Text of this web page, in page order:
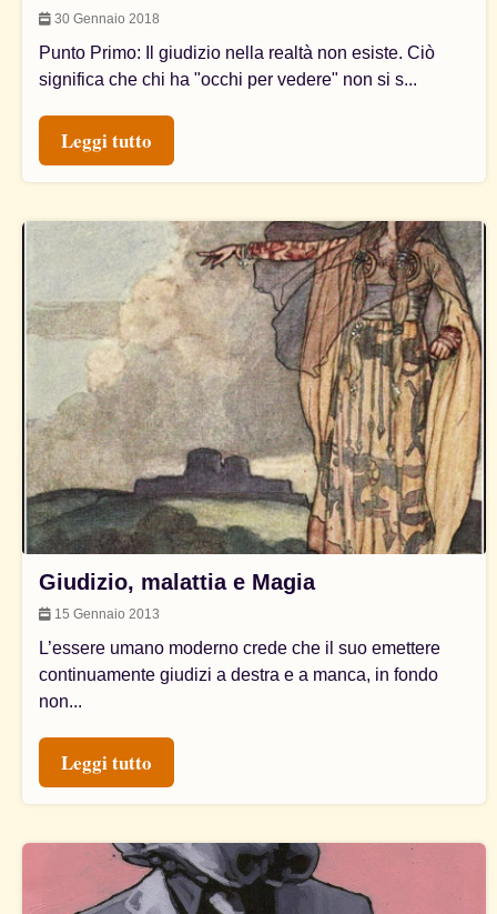
30 Gennaio 2018
Punto Primo: Il giudizio nella realtà non esiste. Ciò
significa che chi ha "occhi per vedere" non si s...
Leggi tutto
Giudizio, malattia e Magia
15 Gennaio 2013
L’essere umano moderno crede che il suo emettere
continuamente giudizi a destra e a manca, in fondo
non...
Leggi tutto